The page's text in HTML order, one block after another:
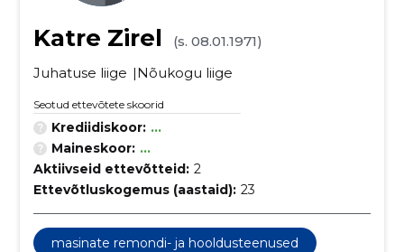
Katre Zirel
(s. 08.01.1971)
Juhatuse liige
Nõukogu liige
Seotud ettevõtete skoorid
Krediidiskoor: ...
Maineskoor: ...
Aktiivseid ettevõtteid: 2
Ettevõtluskogemus (aastaid): 23
masinate remondi- ja hooldusteenused